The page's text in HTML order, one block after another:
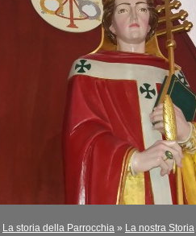
La storia della Parrocchia » La nostra Storia